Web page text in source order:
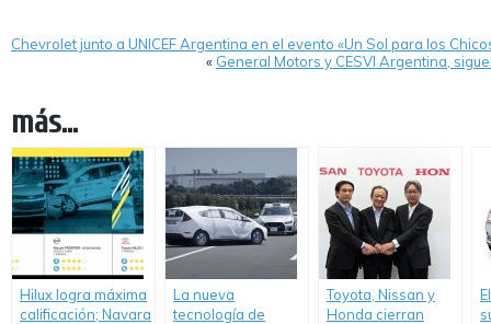
Chevrolet junto a UNICEF Argentina en el evento «Un Sol para los
« General Motors y CESVI Argentina,
más...
Hilux logra máxima
calificación; Navara
La nueva
tecnología de
Toyota, Nissan y
Honda cierran